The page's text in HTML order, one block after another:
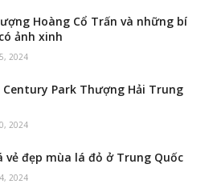
Hoàng Cổ Trấn và những bí
ảnh xinh
2024
Century Park Thượng Hải Trung
2024
vẻ đẹp mùa lá đỏ ở Trung Quốc
2024